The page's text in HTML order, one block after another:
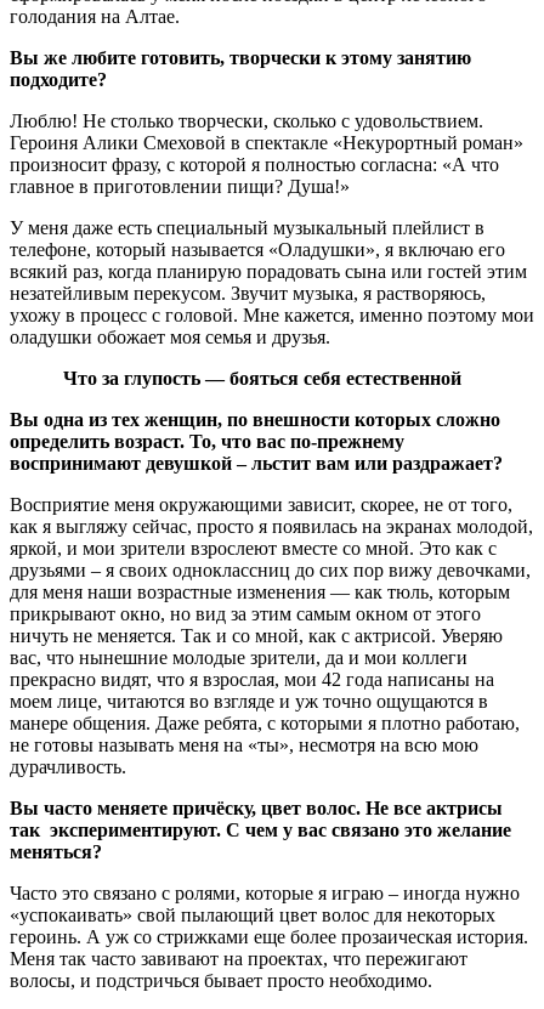
голодания на Алтае.
Вы же любите готовить, творчески к этому занятию
подходите?
Люблю! Не столько творчески, сколько с удовольствием.
Героиня Алики Смеховой в спектакле «Некурортный роман»
произносит фразу, с которой я полностью согласна: «А что
главное в приготовлении пищи? Душа!»
У меня даже есть специальный музыкальный плейлист в
телефоне, который называется «Оладушки», я включаю его
всякий раз, когда планирую порадовать сына или гостей этим
незатейливым перекусом. Звучит музыка, я растворяюсь,
ухожу в процесс с головой. Мне кажется, именно поэтому мои
оладушки обожает моя семья и друзья.
Что за глупость — бояться себя естественной
Вы одна из тех женщин, по внешности которых сложно
определить возраст. То, что вас по-прежнему
воспринимают девушкой – льстит вам или раздражает?
Восприятие меня окружающими зависит, скорее, не от того,
как я выгляжу сейчас, просто я появилась на экранах молодой,
яркой, и мои зрители взрослеют вместе со мной. Это как с
друзьями – я своих одноклассниц до сих пор вижу девочками,
для меня наши возрастные изменения — как тюль, которым
прикрывают окно, но вид за этим самым окном от этого
ничуть не меняется. Так и со мной, как с актрисой. Уверяю
вас, что нынешние молодые зрители, да и мои коллеги
прекрасно видят, что я взрослая, мои 42 года написаны на
моем лице, читаются во взгляде и уж точно ощущаются в
манере общения. Даже ребята, с которыми я плотно работаю,
не готовы называть меня на «ты», несмотря на всю мою
дурачливость.
Вы часто меняете причёску, цвет волос. Не все актрисы
так экспериментируют. С чем у вас связано это желание
меняться?
Часто это связано с ролями, которые я играю – иногда нужно
«успокаивать» свой пылающий цвет волос для некоторых
героинь. А уж со стрижками еще более прозаическая история.
Меня так часто завивают на проектах, что пережигают
волосы, и подстричься бывает просто необходимо.